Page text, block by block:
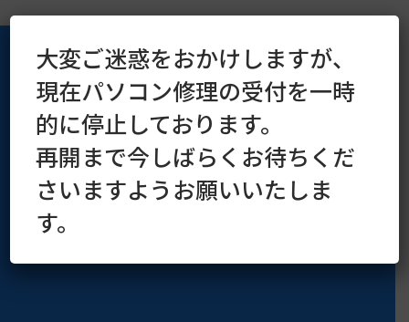
運営会社 プライバシーポリシー
Copyright © 2016–2026 kaoruya.org All Rights Reserved.
大変ご迷惑をおかけしますが、
現在パソコン修理の受付を一時
的に停止しております。
再開まで今しばらくお待ちくだ
さいますようお願いいたしま
す。